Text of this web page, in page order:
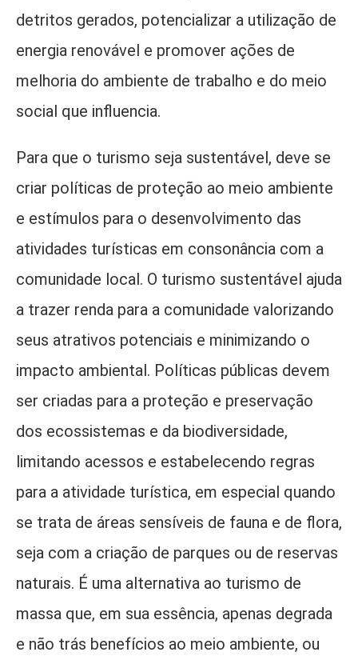
detritos gerados, potencializar a utilização de
energia renovável e promover ações de
melhoria do ambiente de trabalho e do meio
social que influencia.
Para que o turismo seja sustentável, deve se
criar políticas de proteção ao meio ambiente
e estímulos para o desenvolvimento das
atividades turísticas em consonância com a
comunidade local. O turismo sustentável ajuda
a trazer renda para a comunidade valorizando
seus atrativos potenciais e minimizando o
impacto ambiental. Políticas públicas devem
ser criadas para a proteção e preservação
dos ecossistemas e da biodiversidade,
limitando acessos e estabelecendo regras
para a atividade turística, em especial quando
se trata de áreas sensíveis de fauna e de flora,
seja com a criação de parques ou de reservas
naturais. É uma alternativa ao turismo de
massa que, em sua essência, apenas degrada
e não trás benefícios ao meio ambiente, ou